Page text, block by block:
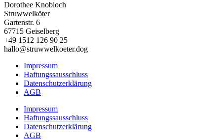
Dorothee Knobloch
Struwwelköter
Gartenstr. 6
67715 Geiselberg
+49 1512 126 90 25
hallo@struwwelkoeter.dog
Impressum
Haftungssausschluss
Datenschutzerklärung
AGB
Impressum
Haftungssausschluss
Datenschutzerklärung
AGB